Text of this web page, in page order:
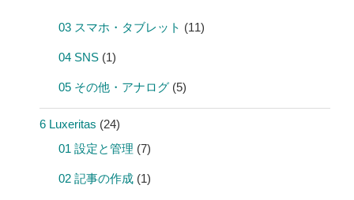
03 スマホ・タブレット (11)
04 SNS (1)
05 その他・アナログ (5)
6 Luxeritas (24)
01 設定と管理 (7)
02 記事の作成 (1)